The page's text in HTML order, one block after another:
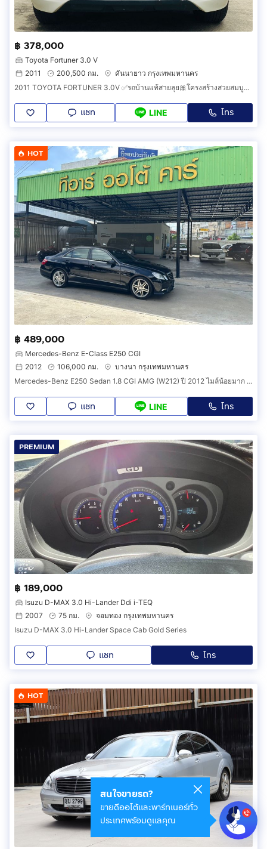
฿ 378,000
Toyota Fortuner 3.0 V
2011
200,500 กม.
คันนายาว กรุงเทพมหานคร
2011 TOYOTA FORTUNER 3.0V ✅รถบ้านแท้สายลุย🎀โครงสร้างสวยสมบูรณ์แบบ 🌈ลายไม้เงาแว๊ป😁แอร์หนาวบอกเลย
แชท LINE โทร
HOT
฿ 489,000
Mercedes-Benz E-Class E250 CGI
2012
106,000 กม.
บางนา กรุงเทพมหานคร
Mercedes-Benz E250 Sedan 1.8 CGI AMG (W212) ปี 2012 ไมล์น้อยมาก รถบ้านมือเดียว ไม่มีชนหนัก ไม่เคยน้ำท่วม ไม่เคยติดแก๊ส รถสวยพร้อมใช้งาน
แชท LINE โทร
PREMIUM
฿ 189,000
Isuzu D-MAX 3.0 Hi-Lander Ddi i-TEQ
2007
75 กม.
จอมทอง กรุงเทพมหานคร
Isuzu D-MAX 3.0 Hi-Lander Space Cab Gold Series
แชท โทร
HOT
สนใจขายรถ?
ขายดีออโต้และพาร์ทเนอร์ทั่ว
ประเทศพร้อมดูแลคุณ